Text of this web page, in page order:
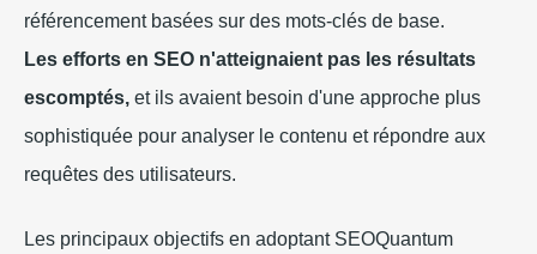
référencement basées sur des mots-clés de base.
Les efforts en SEO n'atteignaient pas les résultats
escomptés, et ils avaient besoin d'une approche plus
sophistiquée pour analyser le contenu et répondre aux
requêtes des utilisateurs.
Les principaux objectifs en adoptant SEOQuantum